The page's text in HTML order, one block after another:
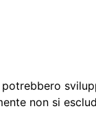
non si